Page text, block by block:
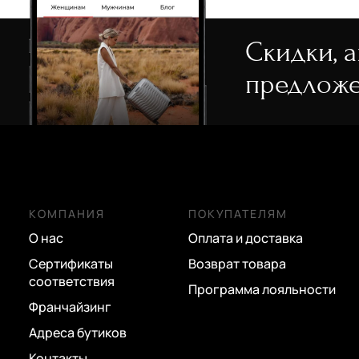
Doppler
Зонт в клетку
6 500 руб.
Doppler
Зонт в три сложения
Doppler
Зонт в три сложения
4 600 руб.
Скидки,
КОМПАНИЯ
О нас
Сертификаты
соответствия
Франчайзинг
Адреса бутиков
ПОКУПАТЕЛЯМ
Оплата и доставка
Возврат товара
Программа лояльности